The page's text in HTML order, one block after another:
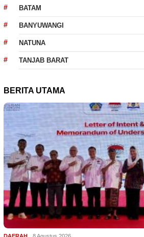
BATAM
BANYUWANGI
NATUNA
TANJAB BARAT
BERITA UTAMA